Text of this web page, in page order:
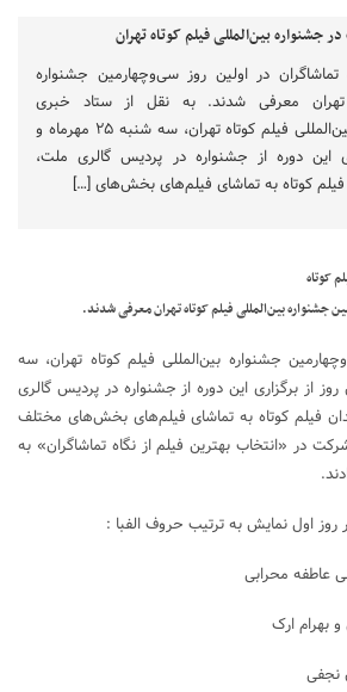
تماشاگران در اولین روز سی‌وچهارمین جشنواره
تهران معرفی شدند. به نقل از ستاد خبری
سی‌وچهارمین جشنواره بین‌المللی فیلم کوتاه تهران، سه ‌شنبه ۲۵ مهرماه و
این دوره از جشنواره در پردیس گالری ملت،
فیلم کوتاه به تماشای فیلم‌های بخش‌های […]
جشنواره بین‌المللی فیلم کوتاه تهران معرفی شدند.
جشنواره بین‌المللی فیلم کوتاه تهران، سه
روز از برگزاری این دوره از جشنواره در پردیس گالری
فیلم کوتاه به تماشای فیلم‌های بخش‌های مختلف
در «انتخاب بهترین فیلم از نگاه تماشاگران» به
عاطفه محرابی
بهرام ارک
نجفی